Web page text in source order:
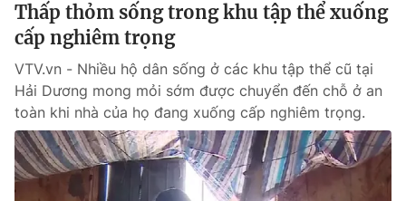
Thấp thỏm sống trong khu tập thể xuống
cấp nghiêm trọng
VTV.vn - Nhiều hộ dân sống ở các khu tập thể cũ tại
Hải Dương mong mỏi sớm được chuyển đến chỗ ở an
toàn khi nhà của họ đang xuống cấp nghiêm trọng.